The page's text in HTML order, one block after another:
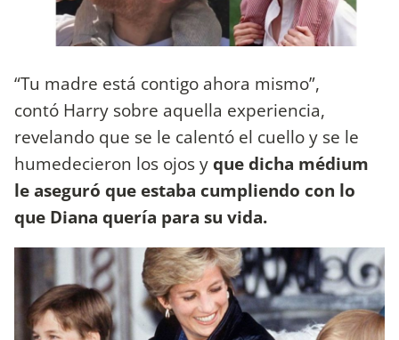
“Tu madre está contigo ahora mismo”,
contó Harry sobre aquella experiencia,
revelando que se le calentó el cuello y se le
humedecieron los ojos yque dicha médium
le aseguró que estaba cumpliendo con lo
que Diana quería para su vida.